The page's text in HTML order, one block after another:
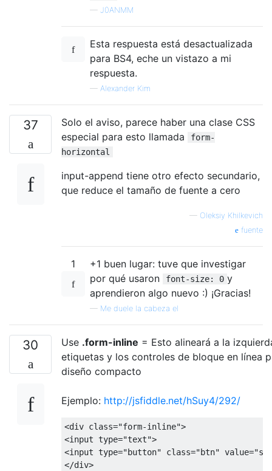
— J0ANMM
Esta respuesta está desactualizada
para BS4, eche un vistazo a mi
respuesta.
— Alexander Kim
37
Solo el aviso, parece haber una clase CSS
especial para esto llamada
form-
horizontal
input-append tiene otro efecto secundario,
que reduce el tamaño de fuente a cero
— Oleksiy Khilkevich
fuente
1
+1 buen lugar: tuve que investigar
por qué usaron
font-size: 0 y
aprendieron algo nuevo :) ¡Gracias!
— Me duele la cabeza el
30 Use .form-inline = Esto alineará a la
etiquetas y los controles de bloque en línea
diseño compacto
Ejemplo: http://jsfiddle.net/hSuy4/292/
<div class="form-inline">
<input type="text">
<input type="button" class="btn" value=
</div>